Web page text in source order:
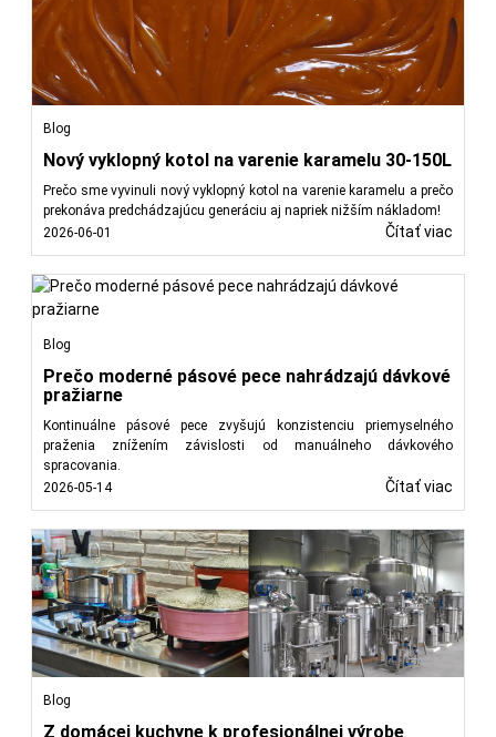
Blog
Nový vyklopný kotol na varenie karamelu 30-150L
Prečo sme vyvinuli nový vyklopný kotol na varenie karamelu a prečo
prekonáva predchádzajúcu generáciu aj napriek nižším nákladom!
2026-06-01
Čítať viac
Blog
Prečo moderné pásové pece nahrádzajú dávkové
pražiarne
Kontinuálne pásové pece zvyšujú konzistenciu priemyselného
praženia znížením závislosti od manuálneho dávkového
spracovania.
2026-05-14
Čítať viac
Blog
Z domácej kuchyne k profesionálnej výrobe